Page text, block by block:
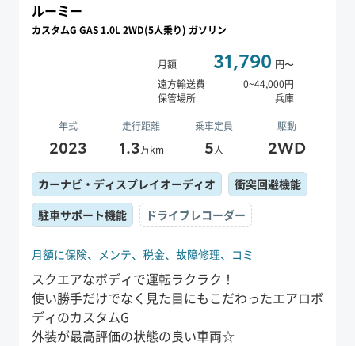
ルーミー
カスタムG GAS 1.0L 2WD(5人乗り) ガソリン
月額 31,790 円〜
遠方輸送費
0~44,000円
保管場所
兵庫
年式 走行距離 乗車定員 駆動
2023 1.3万km 5人 2WD
月額に保険、 メンテ、 税金、 故障修理、 コミ
スクエアなボディで運転ラクラク！
使い勝手だけでなく見た目にもこだわったエアロボ
ディのカスタムG
外装が最高評価の状態の良い車両☆
カーナビ・ディスプレイオーディオ
衝突回避機能
駐車サポート機能
ドライブレコーダー